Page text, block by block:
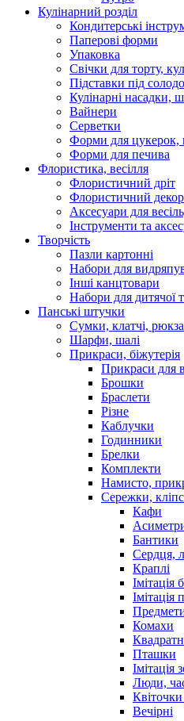
Кулінарний розділ
Кондитерські
Паперові форми
Упаковка
Свічки для торту,
Підставки під
Кулінарні насадки,
Вайнери
Серветки
Форми для цукерок,
Форми для печива
Флористика, весілля
Флористичний дріт
Флористичний декор
Аксесуари для
Інструменти та
Творчість
Пазли картонні
Набори для
Інші канцтовари
Набори для дитячої
Панські штучки
Сумки, клатчі,
Шарфи, шалі
Прикраси, біжутерія
Прикраси для
Брошки
Браслети
Різне
Каблучки
Годинники
Брелки
Комплекти
Намисто,
Сережки,
Кафи
Бантики
Сердця,
Краплі
Імітація
Імітація
Комахи
Пташки
Імітація
Люди,
Квіточки
Вечірні